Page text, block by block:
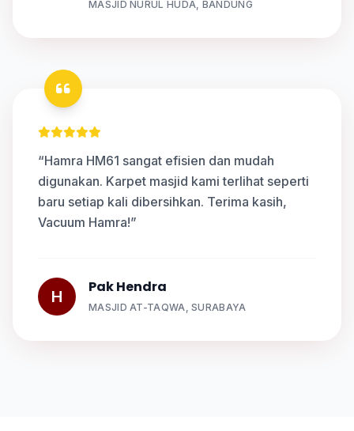
MASJID NURUL HUDA, BANDUNG
“Hamra HM61 sangat efisien dan mudah
digunakan. Karpet masjid kami terlihat seperti
baru setiap kali dibersihkan. Terima kasih,
Vacuum Hamra!”
H
Pak Hendra
MASJID AT-TAQWA, SURABAYA